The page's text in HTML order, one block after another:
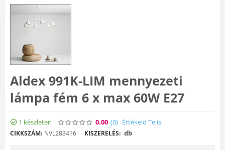
Aldex 991K-LIM mennyezeti
lámpa fém 6 x max 60W E27
1 készleten 0.00 (0) Értékeld Te is
CIKKSZÁM: NVL283416 KISZERELÉS: db